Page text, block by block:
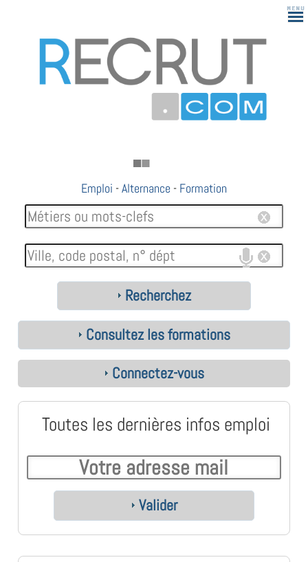
Emploi -Alternance - Formation
Recherchez
Consultez les formations
Connectez-vous
Toutes les dernières infos emploi
Valider